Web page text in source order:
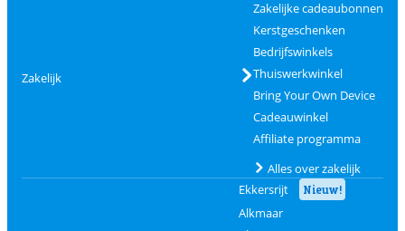
Zakelijk
Zakelijke cadeaubonnen
Kerstgeschenken
Bedrijfswinkels
Thuiswerkwinkel
Bring Your Own Device
Cadeauwinkel
Affiliate programma
Alles over zakelijk
Ekkersrijt Nieuw!
Alkmaar